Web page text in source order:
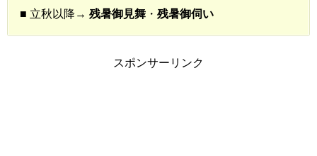
■ 立秋以降→ 残暑御見舞 ・ 残暑御伺い
スポンサーリンク